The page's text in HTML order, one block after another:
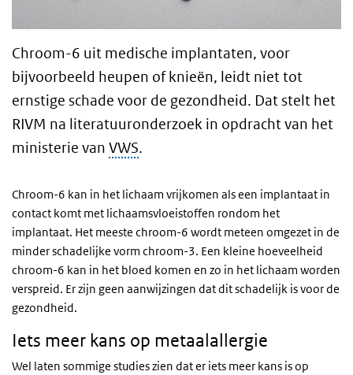
Chroom-6 uit medische implantaten, voor
bijvoorbeeld heupen of knieën, leidt niet tot
ernstige schade voor de gezondheid. Dat stelt het
RIVM na literatuuronderzoek in opdracht van het
ministerie van VWS.
Chroom-6 kan in het lichaam vrijkomen als een implantaat in
contact komt met lichaamsvloeistoffen rondom het
implantaat. Het meeste chroom-6 wordt meteen omgezet in de
minder schadelijke vorm chroom-3. Een kleine hoeveelheid
chroom-6 kan in het bloed komen en zo in het lichaam worden
verspreid. Er zijn geen aanwijzingen dat dit schadelijk is voor de
gezondheid.
Iets meer kans op metaalallergie
Wel laten sommige studies zien dat er iets meer kans is op